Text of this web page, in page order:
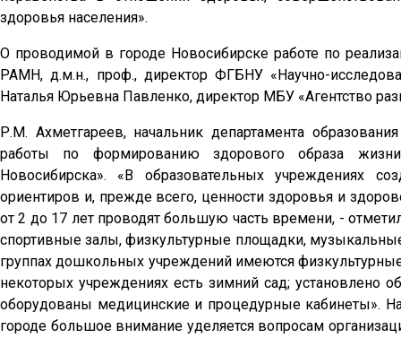
здоровья населения».
О проводимой в городе Новосибирске работе по
РАМН, д.м.н., проф., директор ФГБНУ «Научно-
Наталья Юрьевна Павленко, директор МБУ «Агентство
Р.М. Ахметгареев, начальник департамента
работы по формированию здорового образа
Новосибирска». «В образовательных учреждениях
ориентиров и, прежде всего, ценности здоровья и
от 2 до 17 лет проводят большую часть времени, -
спортивные залы, физкультурные площадки,
группах дошкольных учреждений имеются
некоторых учреждениях есть зимний сад; установлено
оборудованы медицинские и процедурные кабинеты».
городе большое внимание уделяется вопросам